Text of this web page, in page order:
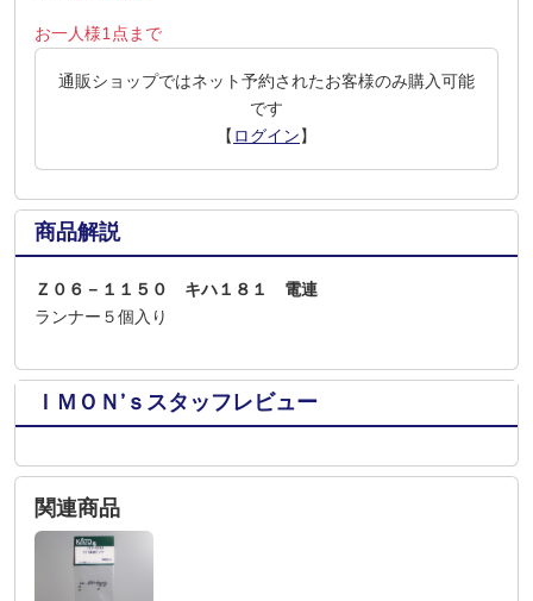
お一人様1点まで
通販ショップではネット予約されたお客様のみ購入可能
です
【 ログイン】
商品解説
Ｚ０６－１１５０ キハ１８１ 電連
ランナー５個入り
ＩＭＯＮ’ｓスタッフレビュー
関連商品